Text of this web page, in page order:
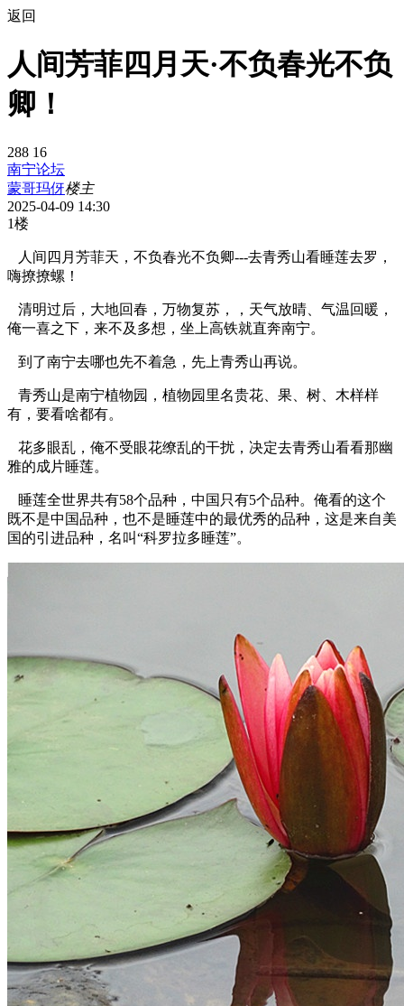
返回
人间芳菲四月天·不负春光不负
卿！
288 16
南宁论坛
蒙哥玛伢楼主
2025-04-09 14:30
1楼
人间四月芳菲天，不负春光不负卿---去青秀山看睡莲去罗，
嗨撩撩螺！
清明过后，大地回春，万物复苏，，天气放晴、气温回暖，
俺一喜之下，来不及多想，坐上高铁就直奔南宁。
到了南宁去哪也先不着急，先上青秀山再说。
青秀山是南宁植物园，植物园里名贵花、果、树、木样样
有，要看啥都有。
花多眼乱，俺不受眼花缭乱的干扰，决定去青秀山看看那幽
雅的成片睡莲。
睡莲全世界共有58个品种，中国只有5个品种。俺看的这个
既不是中国品种，也不是睡莲中的最优秀的品种，这是来自美
国的引进品种，名叫“科罗拉多睡莲”。